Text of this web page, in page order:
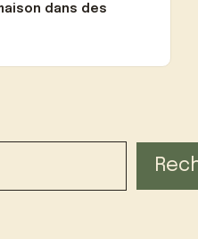
dans des